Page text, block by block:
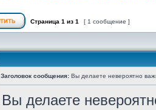
Страница 1 из 1 [ 1 сообщение ]
Заголовок сообщения: Вы делаете невероятно
Вы делаете